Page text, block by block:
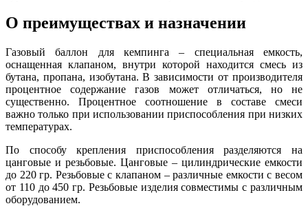
О преимуществах и назначении
Газовый баллон для кемпинга – специальная емкость,
оснащенная клапаном, внутри которой находится смесь из
бутана, пропана, изобутана. В зависимости от производителя
процентное содержание газов может отличаться, но не
существенно. Процентное соотношение в составе смеси
важно только при использовании приспособления при низких
температурах.
По способу крепления приспособления разделяются на
цанговые и резьбовые. Цанговые – цилиндрические емкости
до 220 гр. Резьбовые с клапаном – различные емкости с весом
от 110 до 450 гр. Резьбовые изделия совместимы с различным
оборудованием.